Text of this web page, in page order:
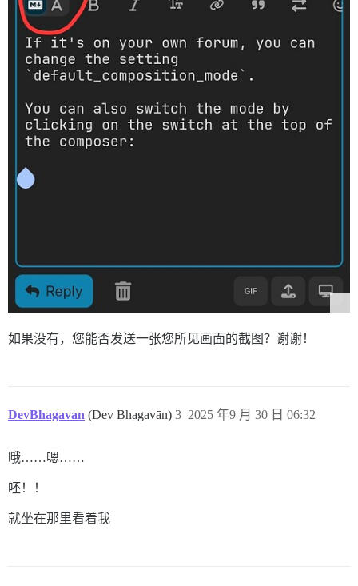
如果没有，您能否发送一张您所见画面的截图？谢谢！
DevBhagavan (Dev Bhagavān) 2025 年9 月 30 日 06:32
3
哦……嗯……
呸！！
就坐在那里看着我